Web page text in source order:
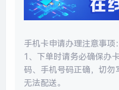
手机卡申请办理注意事项：
1、下单时请务必确保办
码、手机号码正确，切勿
无法配送。